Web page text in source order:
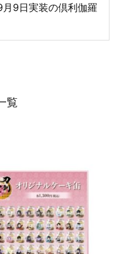
月9日実装の倶利伽羅
覧